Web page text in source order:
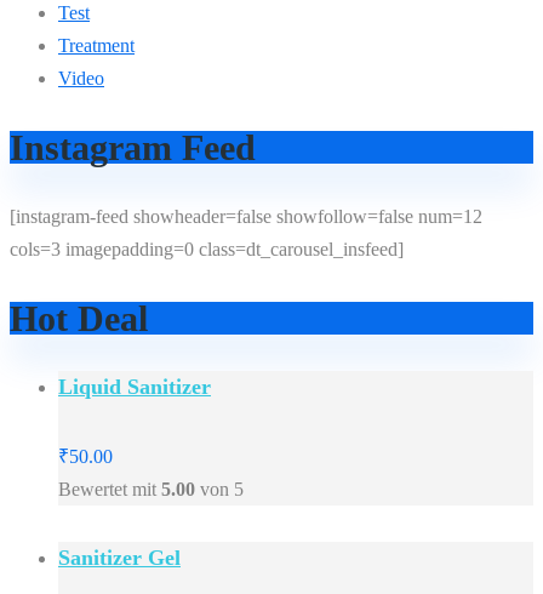
Test
Treatment
Video
Instagram Feed
[instagram-feed showheader=false showfollow=false num=12
cols=3 imagepadding=0 class=dt_carousel_insfeed]
Hot Deal
Liquid Sanitizer
₹50.00
Bewertet mit 5.00 von 5
Sanitizer Gel